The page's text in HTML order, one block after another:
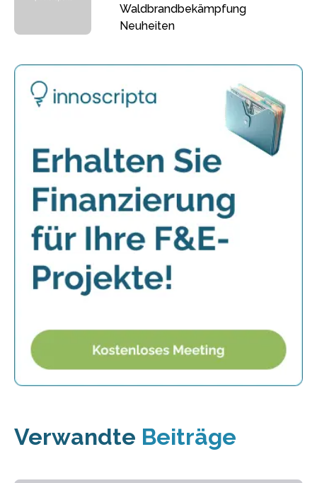
Waldbrandbekämpfung
Neuheiten
Verwandte Beiträge